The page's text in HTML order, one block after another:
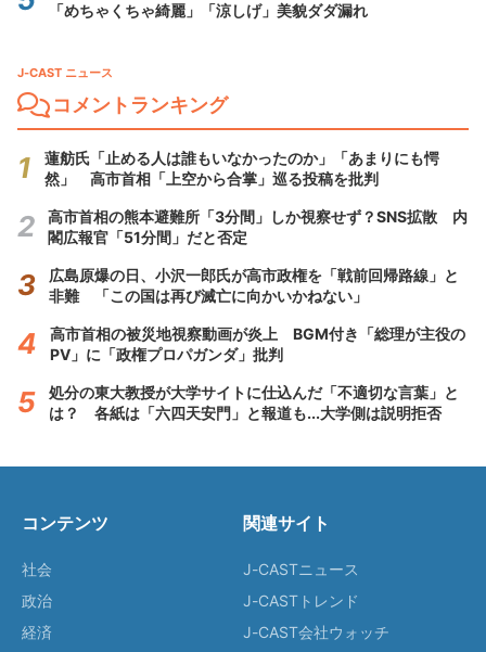
「めちゃくちゃ綺麗」「涼しげ」美貌ダダ漏れ
J-CAST ニュース
コメントランキング
蓮舫氏「止める人は誰もいなかったのか」「あまりにも愕
然」 高市首相「上空から合掌」巡る投稿を批判
高市首相の熊本避難所「3分間」しか視察せず？SNS拡散 内
閣広報官「51分間」だと否定
広島原爆の日、小沢一郎氏が高市政権を「戦前回帰路線」と
非難 「この国は再び滅亡に向かいかねない」
高市首相の被災地視察動画が炎上 BGM付き「総理が主役の
PV」に「政権プロパガンダ」批判
処分の東大教授が大学サイトに仕込んだ「不適切な言葉」と
は？ 各紙は「六四天安門」と報道も...大学側は説明拒否
コンテンツ
社会
政治
経済
関連サイト
J-CASTニュース
J-CASTトレンド
J-CAST会社ウォッチ